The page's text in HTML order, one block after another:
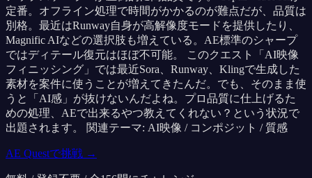
定番。オフライン処理で時間がかかるのが難点だが、品質は
別格。最近はRunway自身が高解像度モードを提供したり、
Magnific AIなどの選択肢も増えている。AE標準のシャープ
ではディテール復元はほぼ不可能。 このクエスト「AI映像
フィニッシング」では最近Sora、Runway、Klingで生成した
素材を案件に使うことが増えてきたんだ。でも、そのまま使
うと「AI感」が抜けないんだよね。プロ品質に仕上げるた
めの処理、AEで出来るやつ教えてくれない？という状況で
出題されます。 関連テーマ: AI映像 / コンポジット / 質感
AE Questで挑戦 →